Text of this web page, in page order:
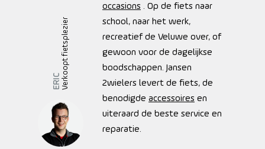
ERICVerkoopt fietsplezier
occasions . Op de fiets naar
school, naar het werk,
recreatief de Veluwe over, of
gewoon voor de dagelijkse
boodschappen. Jansen
2wielers levert de fiets, de
benodigde accessoires en
uiteraard de beste service en
reparatie.